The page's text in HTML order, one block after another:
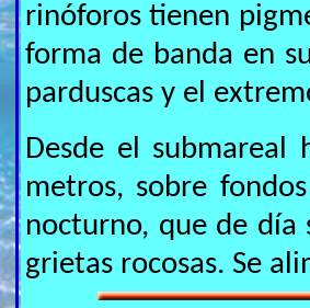
rinóforos tienen
forma de banda en
parduscas y el
Desde el submareal
metros, sobre
nocturno, que de día
grietas rocosas. Se